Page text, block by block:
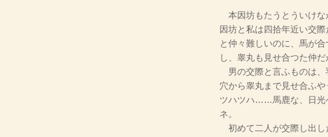
本因坊もたうとういけな
因坊と私は四拾年近い交
と仲々難しいのに、馬が
し、睾丸も見せ合つた仲だ
男の交際と言ふものは、
穴から睾丸まで見せ合ふ
ツハツハ……馬鹿な、日光
ネ。
初めて二人が交際し出し